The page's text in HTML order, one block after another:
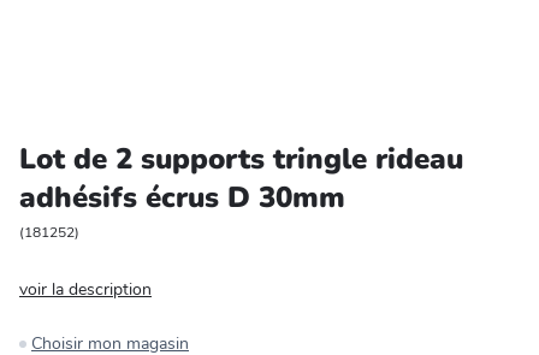
Bricolage et auto
Jardin et plein air
Lot de 2 supports tringle rideau
adhésifs écrus D 30mm
(181252)
voir la description
Choisir mon magasin